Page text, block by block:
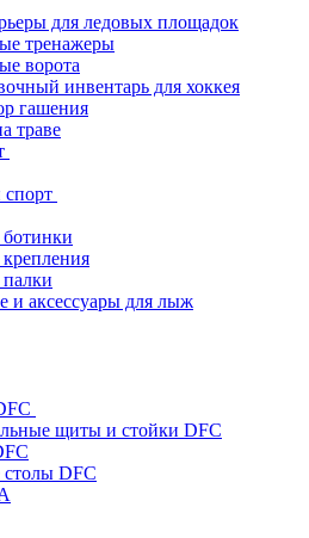
для ледовых площадок
тренажеры
ворота
инвентарь для хоккея
гашения
траве
и аксессуары для лыж
щиты и стойки DFC
DFC